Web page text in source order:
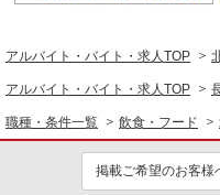
アルバイト・バイト・求人TOP
アルバイト・バイト・求人TOP
職種・条件一覧 飲食・フード
掲載ご希望のお客様